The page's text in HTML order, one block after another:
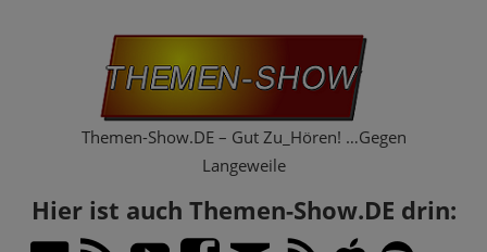
Themen-Show.DE – Gut Zu_Hören! …Gegen
Langeweile
Hier ist auch Themen-Show.DE drin: